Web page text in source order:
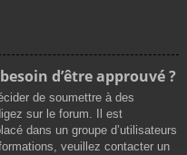
d’être approuvé ?
de soumettre à des
sur le forum. Il est
dans un groupe d’utilisateurs
veuillez contacter un